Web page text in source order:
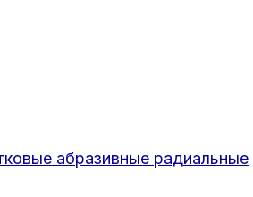
абразивные радиальные